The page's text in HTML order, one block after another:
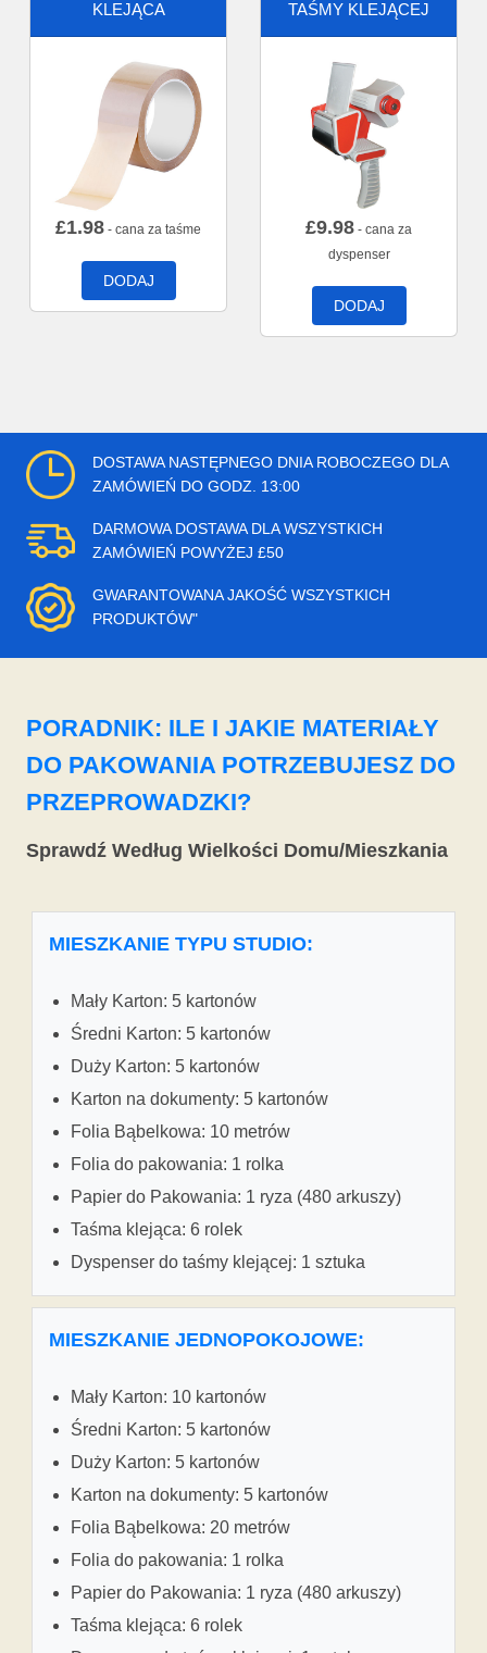
KLEJĄCA
£1.98 - cana za taśme
DODAJ
TAŚMY KLEJĄCEJ
£9.98 - cana za
dyspenser
DODAJ
DOSTAWA NASTĘPNEGO DNIA ROBOCZEGO DLA
ZAMÓWIEŃ DO GODZ. 13:00
DARMOWA DOSTAWA DLA WSZYSTKICH
ZAMÓWIEŃ POWYŻEJ £50
GWARANTOWANA JAKOŚĆ WSZYSTKICH
PRODUKTÓW"
PORADNIK: ILE I JAKIE MATERIAŁY
DO PAKOWANIA POTRZEBUJESZ DO
PRZEPROWADZKI?
Sprawdź Według Wielkości Domu/Mieszkania
MIESZKANIE TYPU STUDIO:
Mały Karton: 5 kartonów
Średni Karton: 5 kartonów
Duży Karton: 5 kartonów
Karton na dokumenty: 5 kartonów
Folia Bąbelkowa: 10 metrów
Folia do pakowania: 1 rolka
Papier do Pakowania: 1 ryza (480 arkuszy)
Taśma klejąca: 6 rolek
Dyspenser do taśmy klejącej: 1 sztuka
MIESZKANIE JEDNOPOKOJOWE:
Mały Karton: 10 kartonów
Średni Karton: 5 kartonów
Duży Karton: 5 kartonów
Karton na dokumenty: 5 kartonów
Folia Bąbelkowa: 20 metrów
Folia do pakowania: 1 rolka
Papier do Pakowania: 1 ryza (480 arkuszy)
Taśma klejąca: 6 rolek